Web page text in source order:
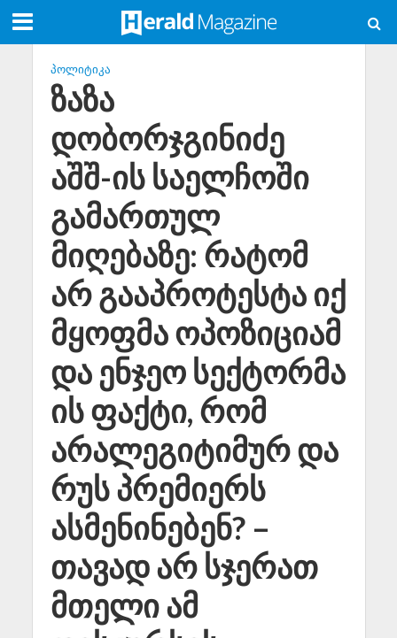
ᲞᲝᲚᲘᲢᲘᲙᲐ
ზაზა
დობორჯგინიძე
აშშ-ის საელჩოში
გამართულ
მიღებაზე: რატომ
არ გააპროტესტა იქ
მყოფმა ოპოზიციამ
და ენჯეო სექტორმა
ის ფაქტი, რომ
არალეგიტიმურ და
რუს პრემიერს
ასმენინებენ? –
თავად არ სჯერათ
მთელი ამ